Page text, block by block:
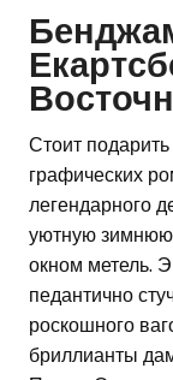
Стоит
графических
легендарного
уютную зимнюю
окном метель.
педантично
роскошного
бриллианты